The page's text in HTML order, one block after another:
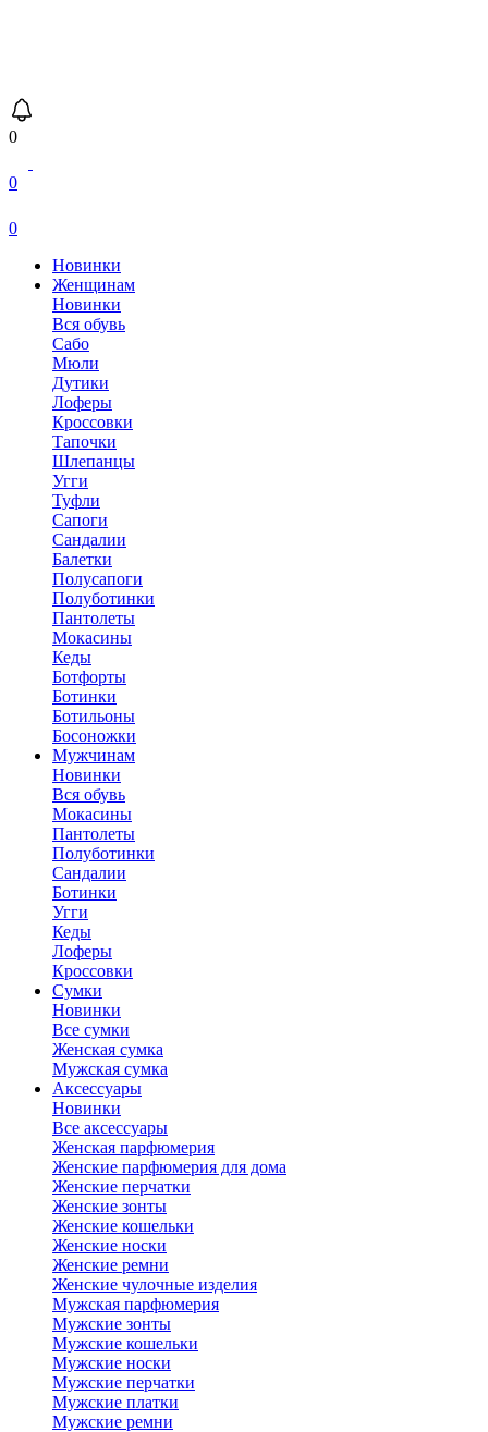
0
0
0
Новинки
Женщинам
Новинки
Вся обувь
Сабо
Мюли
Дутики
Лоферы
Кроссовки
Тапочки
Шлепанцы
Угги
Туфли
Сапоги
Сандалии
Балетки
Полусапоги
Полуботинки
Пантолеты
Мокасины
Кеды
Ботфорты
Ботинки
Ботильоны
Босоножки
Мужчинам
Новинки
Вся обувь
Мокасины
Пантолеты
Полуботинки
Сандалии
Ботинки
Угги
Кеды
Лоферы
Кроссовки
Сумки
Новинки
Все сумки
Женская сумка
Мужская сумка
Аксессуары
Новинки
Все аксессуары
Женская парфюмерия
Женские парфюмерия для дома
Женские перчатки
Женские зонты
Женские кошельки
Женские носки
Женские ремни
Женские чулочные изделия
Мужская парфюмерия
Мужские зонты
Мужские кошельки
Мужские носки
Мужские перчатки
Мужские платки
Мужские ремни